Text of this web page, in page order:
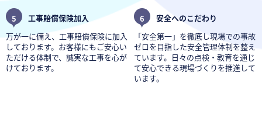
5
工事賠償保険加入
万が一に備え、工事賠償保険に加入
しております。お客様にもご安心い
ただける体制で、誠実な工事を心が
けております。
6
安全へのこだわり
「安全第一」を徹底し現場での事故
ゼロを目指した安全管理体制を整え
ています。日々の点検・教育を通じ
て安心できる現場づくりを推進して
います。